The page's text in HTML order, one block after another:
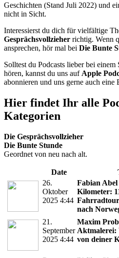
Geschichten (Stand Juli 2022) und
nicht in Sicht.
Interessierst du dich für vielfältige
Gesprächsvollzieher richtig. Wenn
ansprechen, hör mal bei Die Bunte
Solltest du Podcasts lieber bei
hören, kannst du uns auf Apple
abonnieren und uns gerne auch eine
Hier findet Ihr alle
Kategorien
Die Gesprächsvollzieher
Die Bunte Stunde
Geordnet von neu nach alt.
Date
26.
Oktober
2025 4:44
Fabian Abel
Kilometer:
nach
21.
September
2025 4:44
Maxim
Aktmalerei:
von deiner